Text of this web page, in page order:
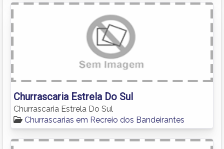
Churrascaria Estrela Do Sul
Churrascaria Estrela Do Sul
Churrascarias em Recreio dos Bandeirantes